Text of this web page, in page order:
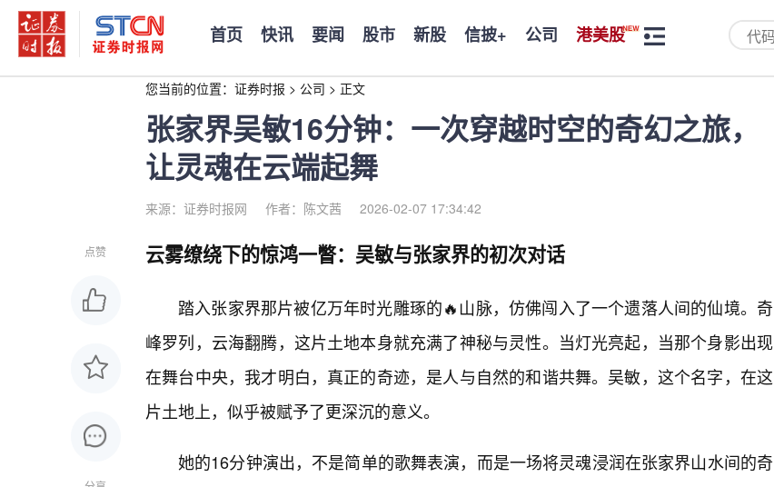
首页 快讯 要闻 股市 新股 信披+ 公司 港美股
您当前的位置： 证券时报 > 公司 > 正文
张家界吴敏16分钟：一次穿越时空的奇幻之旅，
让灵魂在云端起舞
来源：证券时报网 作者：陈文茜 2026-02-07 17:34:42
点赞 云雾缭绕下的惊鸿一瞥：吴敏与张家界的初次对话
踏入张家界那片被亿万年时光雕琢的🔥山脉，仿佛闯入了一个遗落人间的仙境。奇
峰罗列，云海翻腾，这片土地本身就充满了神秘与灵性。当灯光亮起，当那个身影出现
在舞台中央，我才明白，真正的奇迹，是人与自然的和谐共舞。吴敏，这个名字，在这
片土地上，似乎被赋予了更深沉的意义。
她的16分钟演出，不是简单的歌舞表演，而是一场将灵魂浸润在张家界山水间的奇